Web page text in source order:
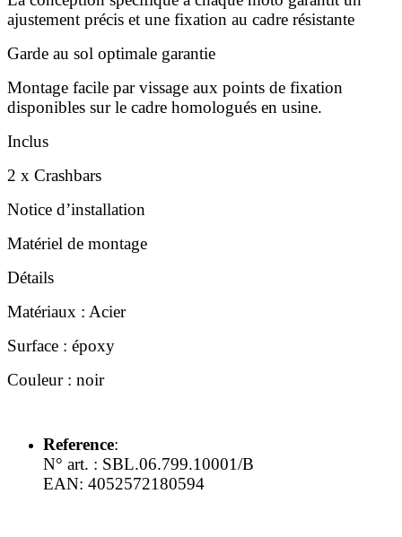
ajustement précis et une fixation au cadre résistante
Garde au sol optimale garantie
Montage facile par vissage aux points de fixation
disponibles sur le cadre homologués en usine.
Inclus
2 x Crashbars
Notice d’installation
Matériel de montage
Détails
Matériaux : Acier
Surface : époxy
Couleur : noir
Reference:
N° art. : SBL.06.799.10001/B
EAN: 4052572180594